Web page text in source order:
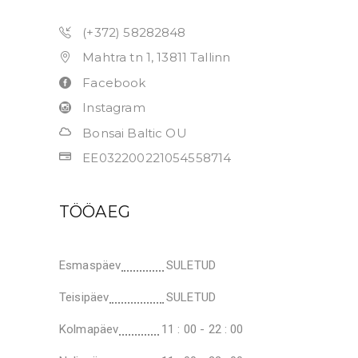
(+372) 58282848
Mahtra tn 1, 13811 Tallinn
Facebook
Instagram
Bonsai Baltic OU
EE032200221054558714
TÖÖAEG
Esmaspäev SULETUD
Teisipäev SULETUD
Kolmapäev 11 : 00 - 22 : 00